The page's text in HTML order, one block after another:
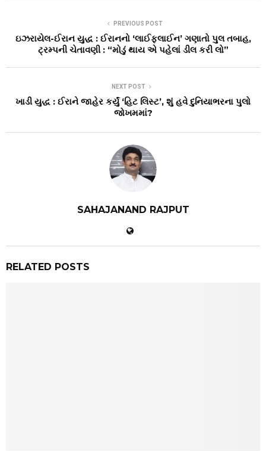
PREVIOUS POST
ઇઝરાયેલ-ઈરાન યુદ્ધ : ઈરાનનો ‘લાઈફલાઈન’ ગણાતો પુલ તબાહ,
ટ્રમ્પની ચેતાવણી : “મોડું થાય એ પહેલાં ડીલ કરી લો”
NEXT POST
ખાડી યુદ્ધ : ઈરાને જાહેર કર્યું ‘હિટ લિસ્ટ’, શું હવે દુનિયાભરના પુલો
જોખમમાં?
SAHAJANAND RAJPUT
RELATED POSTS